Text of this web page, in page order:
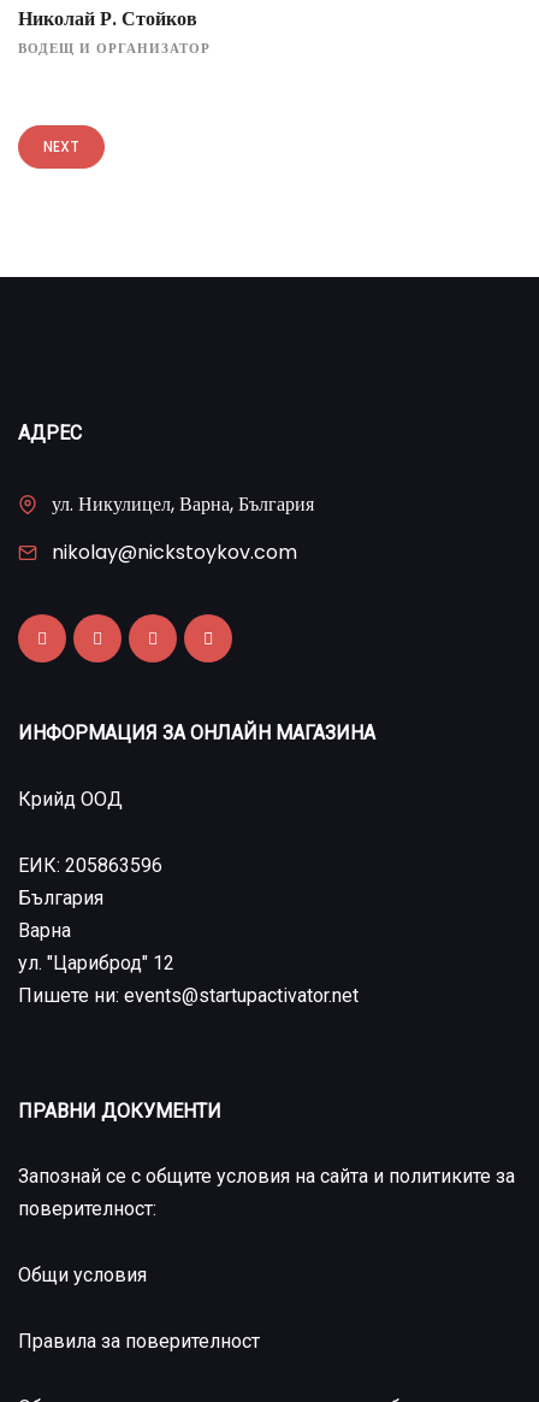
Николай Р. Стойков
ВОДЕЩ И ОРГАНИЗАТОР
NEXT
АДРЕС
ул. Никулицел, Варна, България
nikolay@nickstoykov.com
ИНФОРМАЦИЯ ЗА ОНЛАЙН МАГАЗИНА
Крийд ООД
ЕИК: 205863596
България
Варна
ул. "Цариброд" 12
Пишете ни: events@startupactivator.net
ПРАВНИ ДОКУМЕНТИ
Запознай се с общите условия на сайта и политиките за
поверителност:
Общи условия
Правила за поверителност